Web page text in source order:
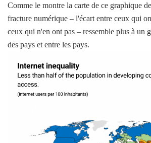
Comme le montre la carte de ce graphique
fracture numérique – l'écart entre ceux qui
ceux qui n'en ont pas – ressemble plus à un
des pays et entre les pays.